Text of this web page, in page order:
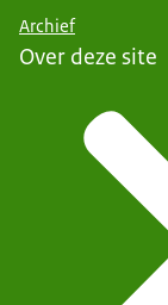
Archief
Over deze site